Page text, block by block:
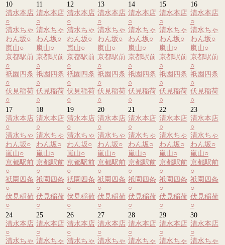
10
清水本店
○
清水ちゃ
わん坂○
嵐山○
京都駅前
○
祇園四条
○
伏見稲荷
○
11
清水本店
○
清水ちゃ
わん坂○
嵐山○
京都駅前
○
祇園四条
○
伏見稲荷
○
12
清水本店
○
清水ちゃ
わん坂○
嵐山○
京都駅前
○
祇園四条
○
伏見稲荷
○
13
清水本店
○
清水ちゃ
わん坂○
嵐山○
京都駅前
○
祇園四条
○
伏見稲荷
○
14
清水本店
○
清水ちゃ
わん坂○
嵐山○
京都駅前
○
祇園四条
○
伏見稲荷
○
15
清水本店
○
清水ちゃ
わん坂○
嵐山○
京都駅前
○
祇園四条
○
伏見稲荷
○
16
清水本店
○
清水ちゃ
わん坂○
嵐山○
京都駅前
○
祇園四条
○
伏見稲荷
○
17
清水本店
○
清水ちゃ
わん坂○
嵐山○
京都駅前
○
祇園四条
○
伏見稲荷
○
18
清水本店
○
清水ちゃ
わん坂○
嵐山○
京都駅前
○
祇園四条
○
伏見稲荷
○
19
清水本店
○
清水ちゃ
わん坂○
嵐山○
京都駅前
○
祇園四条
○
伏見稲荷
○
20
清水本店
○
清水ちゃ
わん坂○
嵐山○
京都駅前
○
祇園四条
○
伏見稲荷
○
21
清水本店
○
清水ちゃ
わん坂○
嵐山○
京都駅前
○
祇園四条
○
伏見稲荷
○
22
清水本店
○
清水ちゃ
わん坂○
嵐山○
京都駅前
○
祇園四条
○
伏見稲荷
○
23
清水本店
○
清水ちゃ
わん坂○
嵐山○
京都駅前
○
祇園四条
○
伏見稲荷
○
24
清水本店
○
清水ちゃ
25
清水本店
○
清水ちゃ
26
清水本店
○
清水ちゃ
27
清水本店
○
清水ちゃ
28
清水本店
○
清水ちゃ
29
清水本店
○
清水ちゃ
30
清水本店
○
清水ちゃ